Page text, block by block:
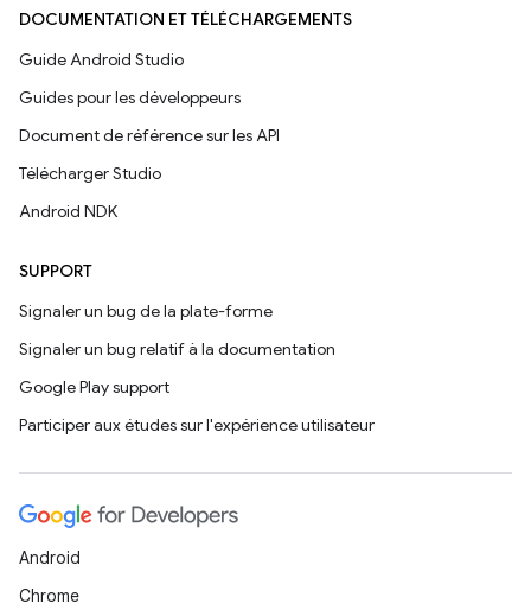
DOCUMENTATION ET TÉLÉCHARGEMENTS
Guide Android Studio
Guides pour les développeurs
Document de référence sur les API
Télécharger Studio
Android NDK
SUPPORT
Signaler un bug de la plate-forme
Signaler un bug relatif à la documentation
Google Play support
Participer aux études sur l'expérience utilisateur
Android
Chrome